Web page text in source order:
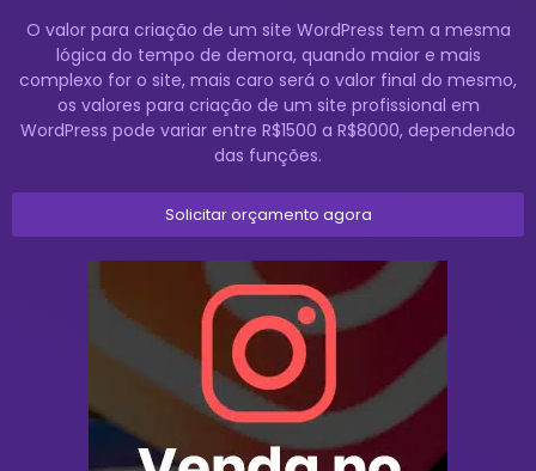
O valor para criação de um site WordPress tem a mesma
lógica do tempo de demora, quando maior e mais
complexo for o site, mais caro será o valor final do mesmo,
os valores para criação de um site profissional em
WordPress pode variar entre R$1500 a R$8000, dependendo
das funções.
Solicitar orçamento agora